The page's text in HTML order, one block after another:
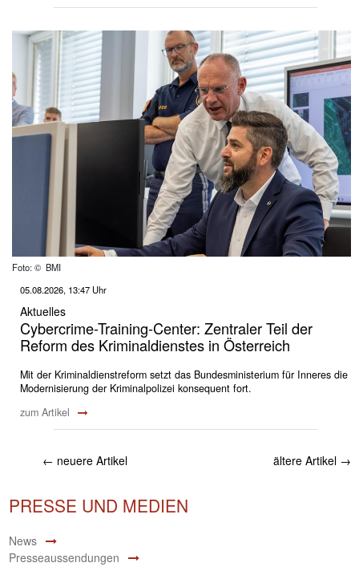
Foto: © BMI
05.08.2026, 13:47 Uhr
Aktuelles
Cybercrime-Training-Center: Zentraler Teil der
Reform des Kriminaldienstes in Österreich
Mit der Kriminaldienstreform setzt das Bundesministerium für Inneres die
Modernisierung der Kriminalpolizei konsequent fort.
zum Artikel
← neuere Artikel ältere Artikel →
PRESSE UND MEDIEN
News
Presseaussendungen